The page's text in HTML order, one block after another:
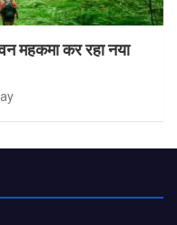
महकमा कर रहा नया